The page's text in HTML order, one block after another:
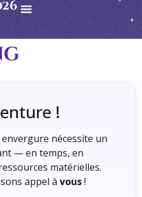
!
nécessite un
— en temps, en
matérielles.
appel à vous!